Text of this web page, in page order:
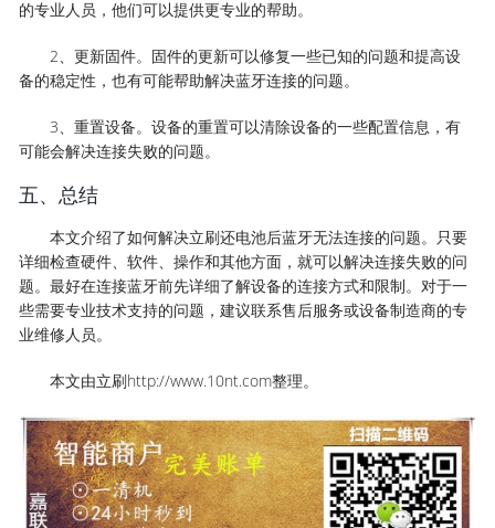
的专业人员，他们可以提供更专业的帮助。
2、更新固件。固件的更新可以修复一些已知的问题和提高设
备的稳定性，也有可能帮助解决蓝牙连接的问题。
3、重置设备。设备的重置可以清除设备的一些配置信息，有
可能会解决连接失败的问题。
五、总结
本文介绍了如何解决立刷还电池后蓝牙无法连接的问题。只要
详细检查硬件、软件、操作和其他方面，就可以解决连接失败的问
题。最好在连接蓝牙前先详细了解设备的连接方式和限制。对于一
些需要专业技术支持的问题，建议联系售后服务或设备制造商的专
业维修人员。
本文由立刷http://www.10nt.com整理。